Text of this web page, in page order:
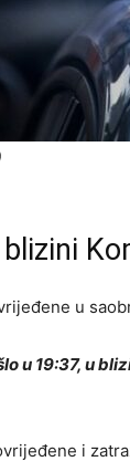
u
u 19:37, u
i